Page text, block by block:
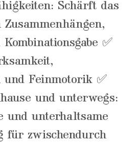
Schärft das
✅
und Feinmotorik ✅
und unterwegs:
und unterhaltsame
für zwischendurch